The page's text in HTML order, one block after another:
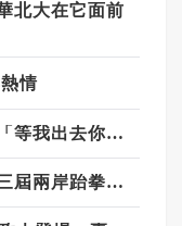
北大在它面前
情
割頸案！恐龍法官、乾哥恐嚇「等我出去你就知」掀眾怒 兇嫌爸媽被肉搜
以武會友 共譜青春篇章 第三屆兩岸跆拳道交流賽開賽